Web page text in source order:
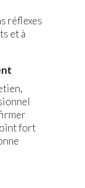
réflexes
et à
fort